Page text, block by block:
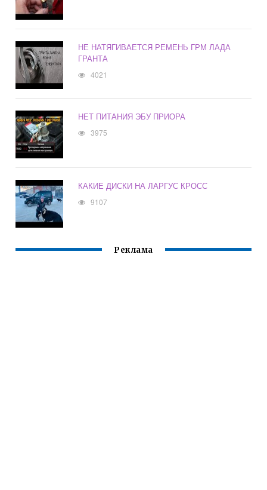
НЕ НАТЯГИВАЕТСЯ РЕМЕНЬ ГРМ ЛАДА
ГРАНТА
4021
НЕТ ПИТАНИЯ ЭБУ ПРИОРА
3975
КАКИЕ ДИСКИ НА ЛАРГУС КРОСС
9107
Реклама